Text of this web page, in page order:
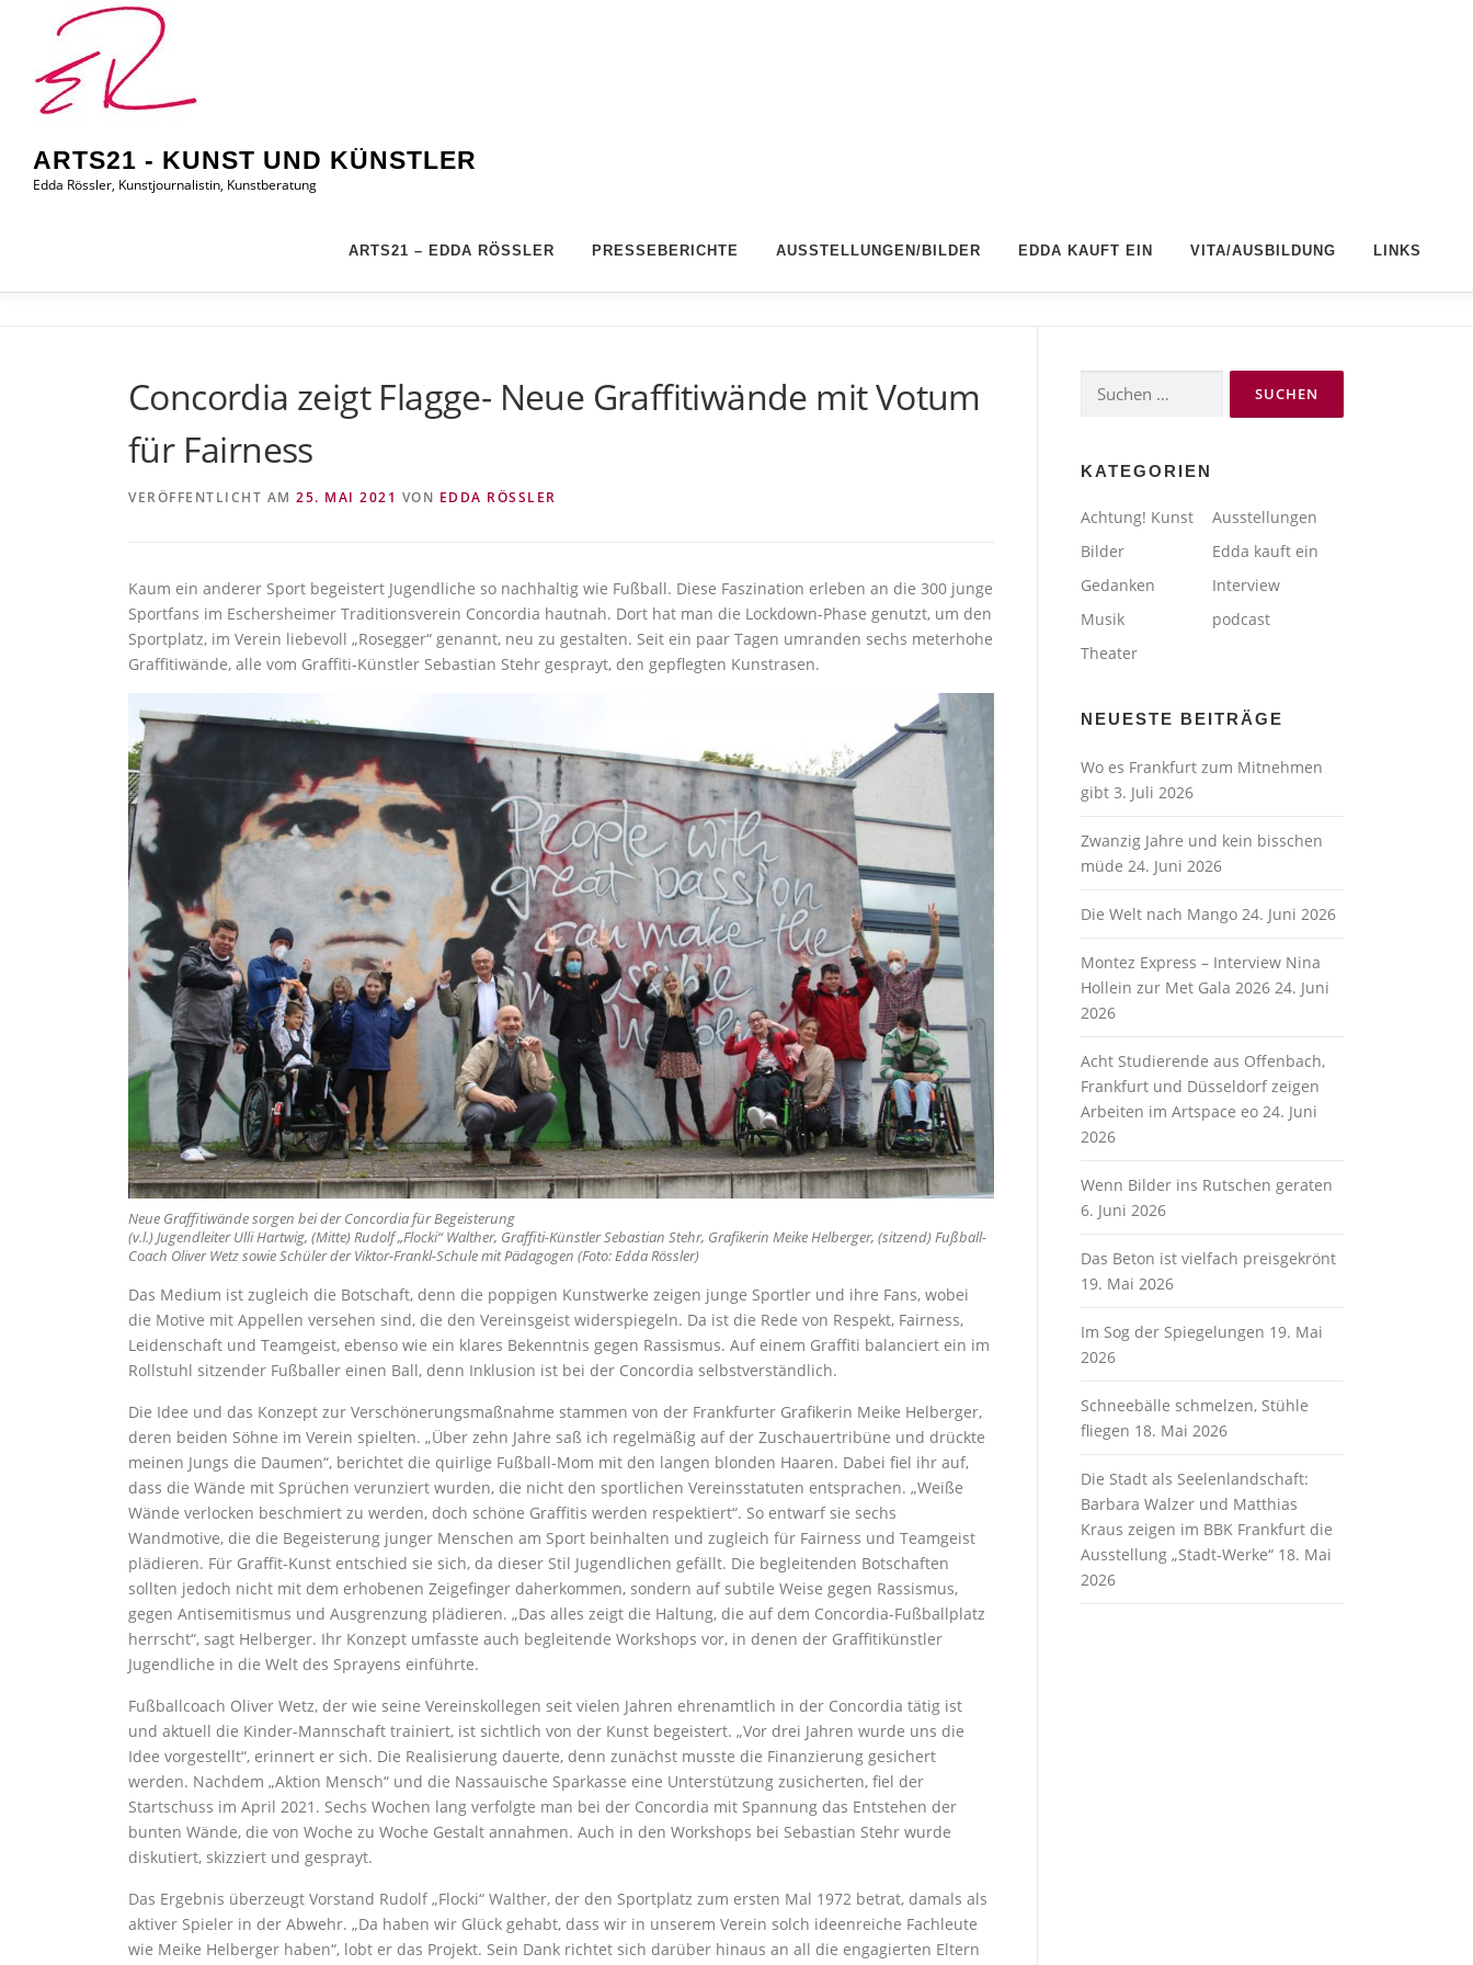
springen
ARTS21 - KUNST UND KÜNSTLER
Edda Rössler, Kunstjournalistin, Kunstberatung
ARTS21 – EDDA RÖSSLER PRESSEBERICHTE AUSSTELLUNGEN/BILDER EDDA KAUFT EIN VITA/AUSBILDUNG LINKS
Concordia zeigt Flagge- Neue Graffitiwände mit Votum
für Fairness
VERÖFFENTLICHT AM 25. MAI 2021 VON EDDA RÖSSLER
Kaum ein anderer Sport begeistert Jugendliche so nachhaltig wie Fußball. Diese Faszination erleben an die 300 junge
Sportfans im Eschersheimer Traditionsverein Concordia hautnah. Dort hat man die Lockdown-Phase genutzt, um den
Sportplatz, im Verein liebevoll „Rosegger“ genannt, neu zu gestalten. Seit ein paar Tagen umranden sechs meterhohe
Graffitiwände, alle vom Graffiti-Künstler Sebastian Stehr gesprayt, den gepflegten Kunstrasen.
Neue Graffitiwände sorgen bei der Concordia für Begeisterung
(v.l.) Jugendleiter Ulli Hartwig, (Mitte) Rudolf „Flocki“ Walther, Graffiti-Künstler Sebastian Stehr, Grafikerin Meike Helberger, (sitzend) Fußball-
Coach Oliver Wetz sowie Schüler der Viktor-Frankl-Schule mit Pädagogen (Foto: Edda Rössler)
Das Medium ist zugleich die Botschaft, denn die poppigen Kunstwerke zeigen junge Sportler und ihre Fans, wobei
die Motive mit Appellen versehen sind, die den Vereinsgeist widerspiegeln. Da ist die Rede von Respekt, Fairness,
Leidenschaft und Teamgeist, ebenso wie ein klares Bekenntnis gegen Rassismus. Auf einem Graffiti balanciert ein im
Rollstuhl sitzender Fußballer einen Ball, denn Inklusion ist bei der Concordia selbstverständlich.
Die Idee und das Konzept zur Verschönerungsmaßnahme stammen von der Frankfurter Grafikerin Meike Helberger,
deren beiden Söhne im Verein spielten. „Über zehn Jahre saß ich regelmäßig auf der Zuschauertribüne und drückte
meinen Jungs die Daumen“, berichtet die quirlige Fußball-Mom mit den langen blonden Haaren. Dabei fiel ihr auf,
dass die Wände mit Sprüchen verunziert wurden, die nicht den sportlichen Vereinsstatuten entsprachen. „Weiße
Wände verlocken beschmiert zu werden, doch schöne Graffitis werden respektiert“. So entwarf sie sechs
Wandmotive, die die Begeisterung junger Menschen am Sport beinhalten und zugleich für Fairness und Teamgeist
plädieren. Für Graffit-Kunst entschied sie sich, da dieser Stil Jugendlichen gefällt. Die begleitenden Botschaften
sollten jedoch nicht mit dem erhobenen Zeigefinger daherkommen, sondern auf subtile Weise gegen Rassismus,
gegen Antisemitismus und Ausgrenzung plädieren. „Das alles zeigt die Haltung, die auf dem Concordia-Fußballplatz
herrscht“, sagt Helberger. Ihr Konzept umfasste auch begleitende Workshops vor, in denen der Graffitikünstler
Jugendliche in die Welt des Sprayens einführte.
Fußballcoach Oliver Wetz, der wie seine Vereinskollegen seit vielen Jahren ehrenamtlich in der Concordia tätig ist
und aktuell die Kinder-Mannschaft trainiert, ist sichtlich von der Kunst begeistert. „Vor drei Jahren wurde uns die
Idee vorgestellt“, erinnert er sich. Die Realisierung dauerte, denn zunächst musste die Finanzierung gesichert
werden. Nachdem „Aktion Mensch“ und die Nassauische Sparkasse eine Unterstützung zusicherten, fiel der
Startschuss im April 2021. Sechs Wochen lang verfolgte man bei der Concordia mit Spannung das Entstehen der
bunten Wände, die von Woche zu Woche Gestalt annahmen. Auch in den Workshops bei Sebastian Stehr wurde
diskutiert, skizziert und gesprayt.
Das Ergebnis überzeugt Vorstand Rudolf „Flocki“ Walther, der den Sportplatz zum ersten Mal 1972 betrat, damals als
aktiver Spieler in der Abwehr. „Da haben wir Glück gehabt, dass wir in unserem Verein solch ideenreiche Fachleute
wie Meike Helberger haben“, lobt er das Projekt. Sein Dank richtet sich darüber hinaus an all die engagierten Eltern
Suchen
nach:
KATEGORIEN
Achtung! Kunst
Ausstellungen
Bilder
Edda kauft ein
Gedanken
Interview
Musik
podcast
Theater
NEUESTE BEITRÄGE
Wo es Frankfurt zum Mitnehmen
gibt 3. Juli 2026
Zwanzig Jahre und kein bisschen
müde 24. Juni 2026
Die Welt nach Mango 24. Juni 2026
Montez Express – Interview Nina
Hollein zur Met Gala 2026 24. Juni
2026
Acht Studierende aus Offenbach,
Frankfurt und Düsseldorf zeigen
Arbeiten im Artspace eo 24. Juni
2026
Wenn Bilder ins Rutschen geraten
6. Juni 2026
Das Beton ist vielfach preisgekrönt
19. Mai 2026
Im Sog der Spiegelungen 19. Mai
2026
Schneebälle schmelzen, Stühle
fliegen 18. Mai 2026
Die Stadt als Seelenlandschaft:
Barbara Walzer und Matthias
Kraus zeigen im BBK Frankfurt die
Ausstellung „Stadt-Werke“ 18. Mai
2026